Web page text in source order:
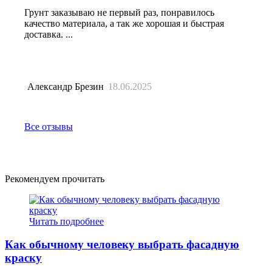
Грунт заказываю не первый раз, понравилось
качество материала, а так же хорошая и быстрая
доставка. ...
Александр Брезин 18.06.2025
Все отзывы
Рекомендуем прочитать
Читать подробнее
Как обычному человеку выбрать фасадную
краску